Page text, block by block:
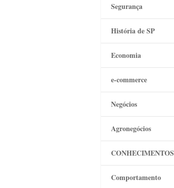
Segurança
História de SP
Economia
e-commerce
Negócios
Agronegócios
CONHECIMENTOS
Comportamento